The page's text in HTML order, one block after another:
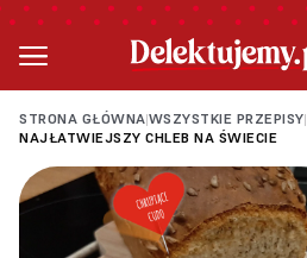
STRONA GŁÓWNA|WSZYSTKIE PRZEPISY|
NAJŁATWIEJSZY CHLEB NA ŚWIECIE